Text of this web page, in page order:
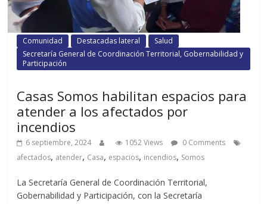
Comunidad Destacadas lateral
Salud
Secretaría General de Coordinación Territorial, Gobernabilidad y
Participación
Casas Somos habilitan espacios para
atender a los afectados por
incendios
6 septiembre, 2024 1052 Views
0 Comments
afectados, atender, Casa, espacios, incendios, Somos
La Secretaría General de Coordinación Territorial,
Gobernabilidad y Participación, con la Secretaría